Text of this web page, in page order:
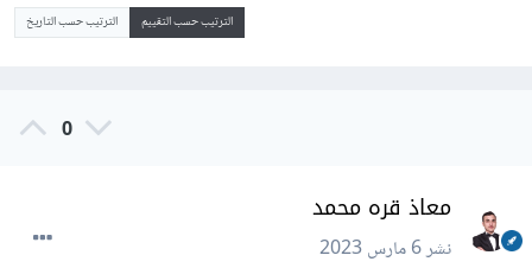
الترتيب حسب التقييم الترتيب حسب التاريخ
0
معاذ قره محمد
نشر6 مارس 2023